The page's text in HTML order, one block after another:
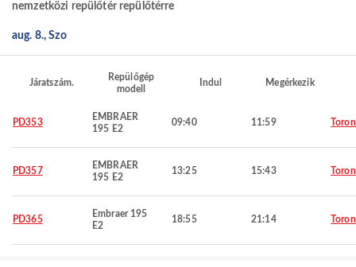
nemzetközi repülőtér repülőtérre
aug. 8., Szo
Járatszám.
Repülőgép
modell
Indul Megérkezik
PD353
EMBRAER
195 E2
09:40 11:59
PD357
EMBRAER
195 E2
13:25 15:43
PD365
Embraer 195
E2
18:55 21:14